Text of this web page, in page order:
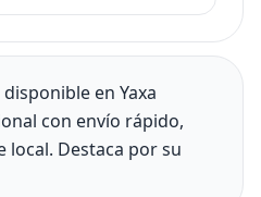
en Yaxa
con envío rápido,
local. Destaca por su